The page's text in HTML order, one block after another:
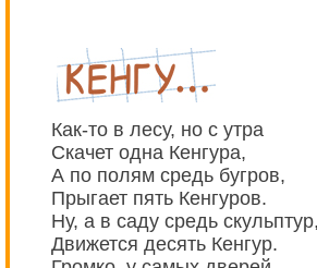
Как-то в лесу, но с утра
Скачет одна Кенгура,
А по полям средь бугров,
Прыгает пять Кенгуров.
Ну, а в саду средь
Движется десять Кенгур.